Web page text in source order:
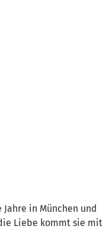
in München und
Liebe kommt sie mit